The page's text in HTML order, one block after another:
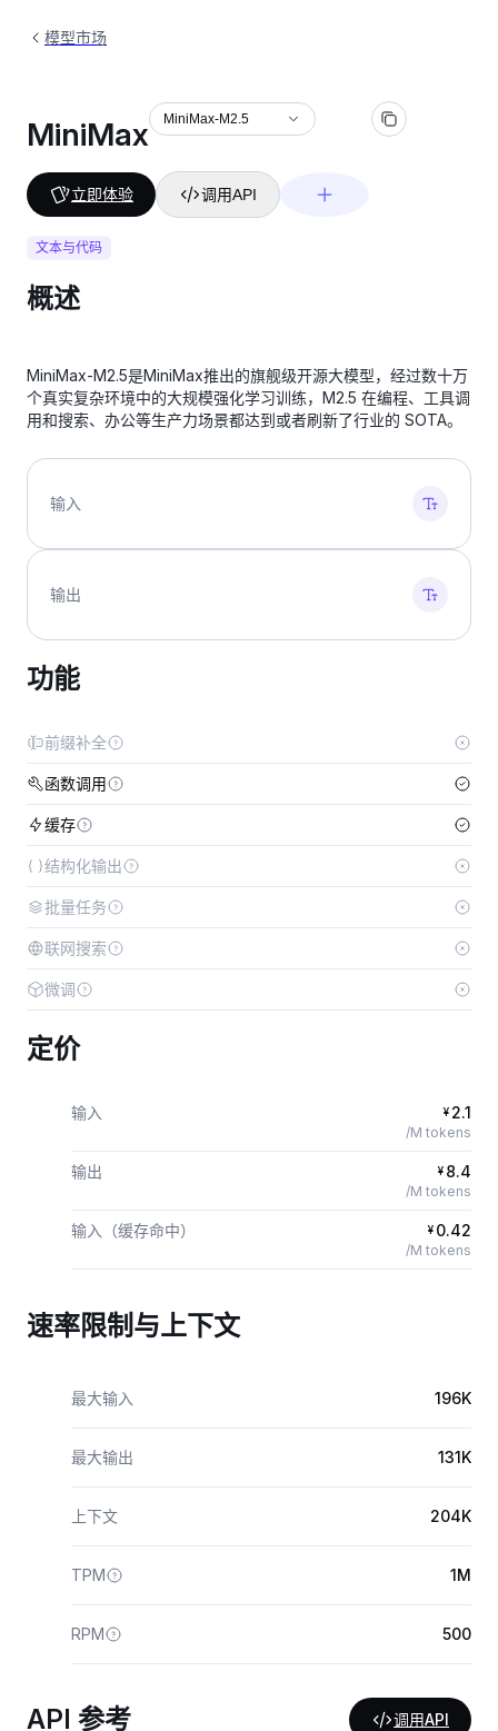
模型市场
MiniMax MiniMax-M2.5
立即体验 调用API
文本与代码
概述
MiniMax-M2.5是MiniMax推出的旗舰级开源大模型，经过数十万
个真实复杂环境中的大规模强化学习训练，M2.5 在编程、工具调
用和搜索、办公等生产力场景都达到或者刷新了行业的 SOTA。
输入
输出
功能
前缀补全
函数调用
缓存
结构化输出
批量任务
联网搜索
微调
定价
输入 ¥ 2.1
/M tokens
输出 ¥ 8.4
/M tokens
输入（缓存命中） ¥ 0.42
/M tokens
速率限制与上下文
最大输入 196K
最大输出 131K
上下文 204K
TPM 1M
RPM 500
API 参考 调用API